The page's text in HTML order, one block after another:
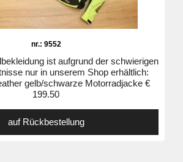
nr.: 9552
ist aufgrund der schwierigen
nur in unserem Shop erhältlich:
gelb/schwarze Motorradjacke €
199.50
auf Rückbestellung